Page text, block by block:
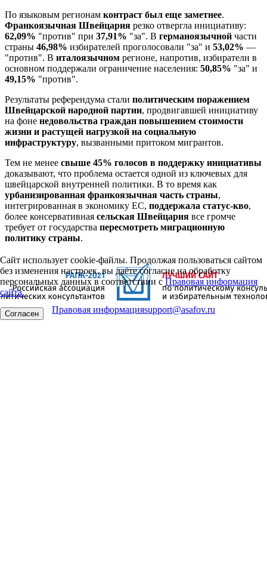
По языковым регионам контраст был еще заметнее.
Франкоязычная Швейцария резко отвергла инициативу:
62,09% "против" при 37,91% "за". В германоязычной части
страны 46,98% избирателей проголосовали "за" и 53,02% —
"против". В италоязычном регионе, напротив, избиратели в
основном поддержали ограничение населения: 50,85% "за" и
49,15% "против".
Результаты референдума стали политическим поражением
Швейцарской народной партии, продвигавшей инициативу
на фоне недовольства граждан повышением стоимости
жизни и растущей нагрузкой на социальную
инфраструктуру, вызванными притоком мигрантов.
Тем не менее свыше 45% голосов в поддержку инициативы
доказывают, что проблема остается одной из ключевых для
швейцарской внутренней политики. В то время как
урбанизированная франкоязычная часть страны,
интегрированная в экономику ЕС, поддержала статус-кво,
более консервативная сельская Швейцария все громче
требует от государства пересмотреть миграционную
политику страны.
Сайт использует cookie-файлы. Продолжая пользоваться сайтом
без изменения настроек, вы даёте согласие на обработку
персональных данных в соответствии сПравовая информация
сайта.
Согласен Правовая информацияsupport@asafov.ru